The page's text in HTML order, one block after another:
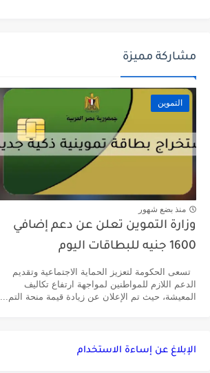
مشاركة مميزة
التموين
منذ بضع شهور
وزارة التموين تعلن عن دعم إضافي
1600 جنيه للبطاقات اليوم
تسعى الحكومة لتعزيز الحماية الاجتماعية وتقديم
الدعم اللازم للمواطنين لمواجهة ارتفاع تكاليف
المعيشة، حيث تم الإعلان عن زيادة قيمة منحة التم...
الإبلاغ عن إساءة الاستخدام